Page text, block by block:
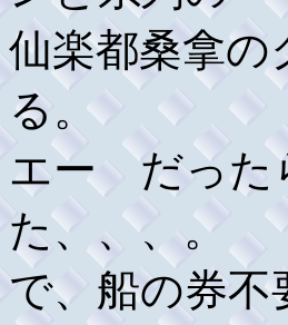
仙楽都桑拿の
る。
エー だった
た、、、。
で、船の券